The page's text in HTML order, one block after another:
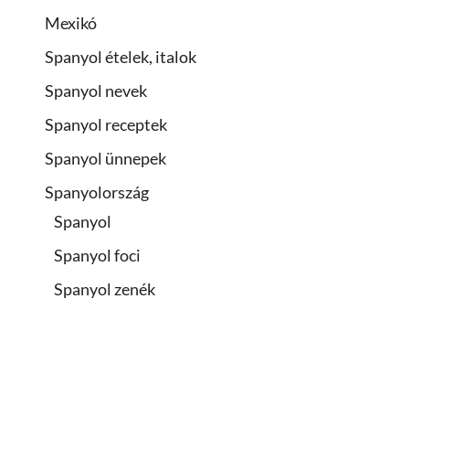
Mexikó
Spanyol ételek, italok
Spanyol nevek
Spanyol receptek
Spanyol ünnepek
Spanyolország
Spanyol
Spanyol foci
Spanyol zenék